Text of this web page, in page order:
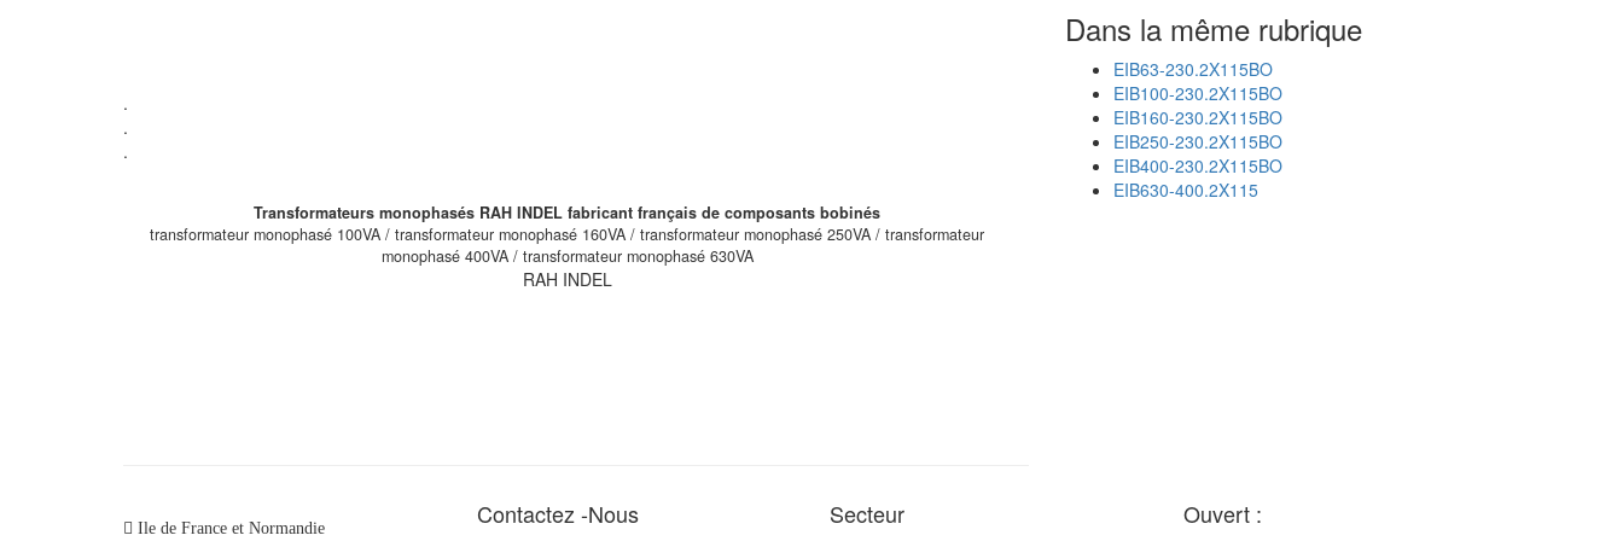
.
.
.
Transformateurs monophasés RAH INDEL fabricant français de composants bobinés
transformateur monophasé 100VA / transformateur monophasé 160VA / transformateur monophasé 250VA / transformateur
monophasé 400VA / transformateur monophasé 630VA
RAH INDEL
Dans la même rubrique
EIB63-230.2X115BO
EIB100-230.2X115BO
EIB160-230.2X115BO
EIB250-230.2X115BO
EIB400-230.2X115BO
EIB630-400.2X115
Ile de France et Normandie Contactez -Nous Secteur Ouvert :